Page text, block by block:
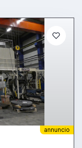
annuncio